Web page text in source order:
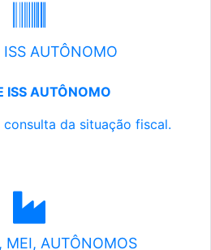
ISS AUTÔNOMO
ISS AUTÔNOMO
consulta da situação fiscal.
MEI, AUTÔNOMOS